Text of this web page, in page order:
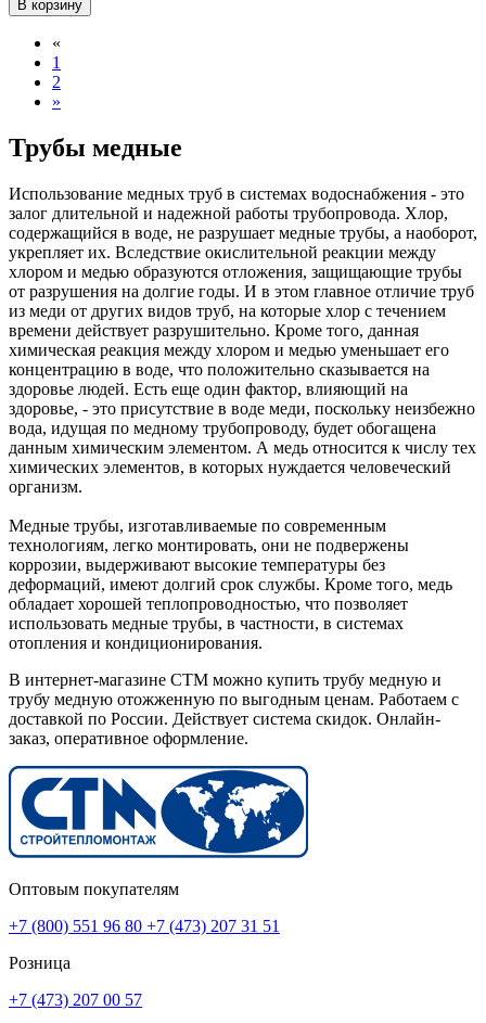
В корзину
«
1
2
»
Трубы медные
Использование медных труб в системах водоснабжения - это
залог длительной и надежной работы трубопровода. Хлор,
содержащийся в воде, не разрушает медные трубы, а наоборот,
укрепляет их. Вследствие окислительной реакции между
хлором и медью образуются отложения, защищающие трубы
от разрушения на долгие годы. И в этом главное отличие труб
из меди от других видов труб, на которые хлор с течением
времени действует разрушительно. Кроме того, данная
химическая реакция между хлором и медью уменьшает его
концентрацию в воде, что положительно сказывается на
здоровье людей. Есть еще один фактор, влияющий на
здоровье, - это присутствие в воде меди, поскольку неизбежно
вода, идущая по медному трубопроводу, будет обогащена
данным химическим элементом. А медь относится к числу тех
химических элементов, в которых нуждается человеческий
организм.
Медные трубы, изготавливаемые по современным
технологиям, легко монтировать, они не подвержены
коррозии, выдерживают высокие температуры без
деформаций, имеют долгий срок службы. Кроме того, медь
обладает хорошей теплопроводностью, что позволяет
использовать медные трубы, в частности, в системах
отопления и кондиционирования.
В интернет-магазине СТМ можно купить трубу медную и
трубу медную отожженную по выгодным ценам. Работаем с
доставкой по России. Действует система скидок. Онлайн-
заказ, оперативное оформление.
Оптовым покупателям
+7 (800) 551 96 80 +7 (473) 207 31 51
Розница
+7 (473) 207 00 57